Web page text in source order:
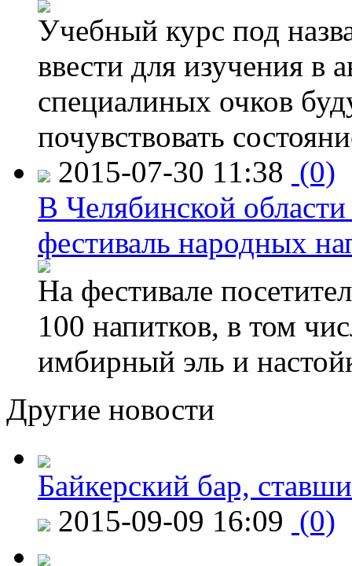
Учебный курс под
ввести для изучения
специалиных очков
почувствовать
2015-07-30 11:38 (0)
В Челябинской
фестиваль народных
На фестивале
100 напитков, в том
имбирный эль и
Другие новости
Байкерский бар,
2015-09-09 16:09 (0)